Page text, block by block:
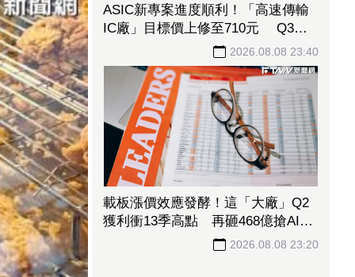
ASIC新專案進度順利！「高速傳輸
IC廠」目標價上修至710元 Q3蓄
2026.08.08 23:40
載板漲價效應發酵！這「大廠」Q2
獲利衝13季高點 再砸468億搶AI商
2026.08.08 23:20